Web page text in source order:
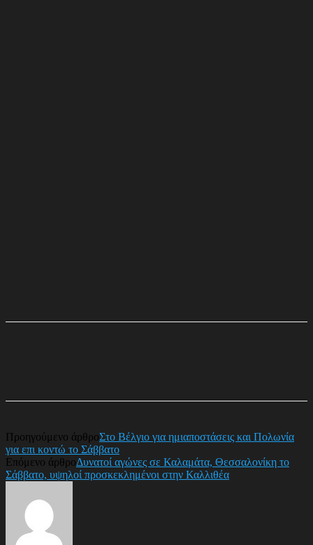
Προηγούμενο άρθροΣτο Βέλγιο για ημιαποστάσεις και Πολωνία
για επι κοντώ το Σάββατο
Επόμενο άρθροΔυνατοί αγώνες σε Καλαμάτα, Θεσσαλονίκη το
Σάββατο, υψηλοί προσκεκλημένοι στην Καλλιθέα